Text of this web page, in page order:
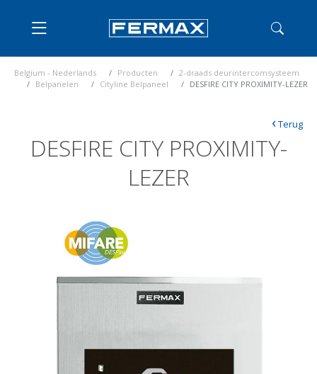
Belgium - Nederlands Producten
2-draads deurintercomsysteem
Belpanelen
Cityline Belpaneel DESFIRE CITY PROXIMITY-LEZER
DESFIRE CITY PROXIMITY-
LEZER
‹Terug